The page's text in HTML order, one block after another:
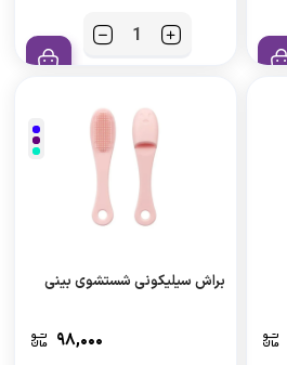
براش سیلیکونی شستشوی بینی
۹۸,۰۰۰